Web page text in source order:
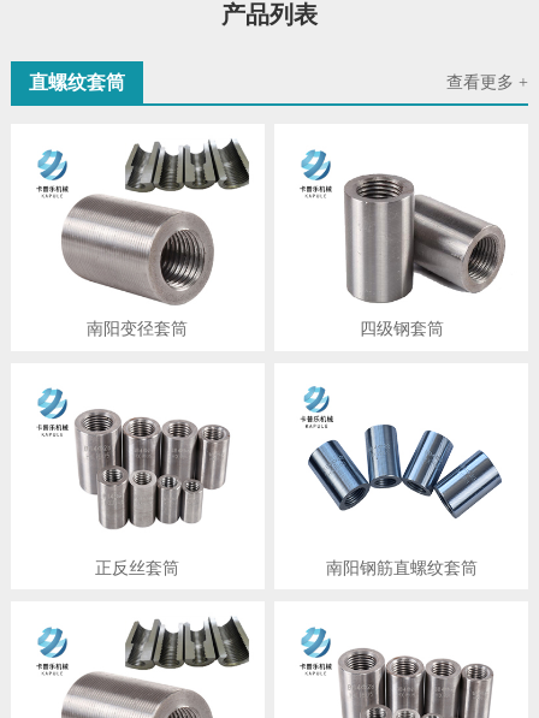
产品列表
查看更多 +
直螺纹套筒
南阳变径套筒 四级钢套筒
正反丝套筒 南阳钢筋直螺纹套筒